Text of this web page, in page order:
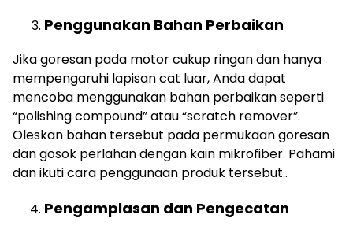
Penggunakan Bahan Perbaikan
Jika goresan pada motor cukup ringan dan hanya
mempengaruhi lapisan cat luar, Anda dapat
mencoba menggunakan bahan perbaikan seperti
“polishing compound” atau “scratch remover”.
Oleskan bahan tersebut pada permukaan goresan
dan gosok perlahan dengan kain mikrofiber. Pahami
dan ikuti cara penggunaan produk tersebut..
Pengamplasan dan Pengecatan